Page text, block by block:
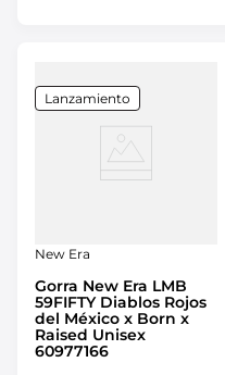
Lanzamiento
New Era
Gorra New Era LMB
59FIFTY Diablos Rojos
del México x Born x
Raised Unisex
60977166